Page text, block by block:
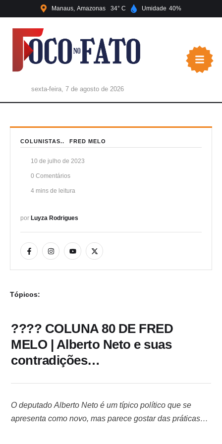
Manaus Amazonas 34 Umidade 40
sexta-feira, 7 de agosto de 2026
COLUNISTAS.. FRED MELO
10 de julho de 2023
0 Comentários
4 mins de leitura
por Luyza Rodrigues
Tópicos:
???? COLUNA 80 DE FRED
MELO | Alberto Neto e suas
contradições…
O deputado Alberto Neto é um típico político que se
apresenta como novo, mas parece gostar das práticas